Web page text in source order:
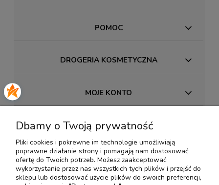
POMOC
DROGERIA KOSMETYCZNA
MOJE KONTO
PŁATNOŚCI I DOSTAWA
INFORMACJE
Dbamy o Twoją prywatność
Pliki cookies i pokrewne im technologie umożliwiają
poprawne działanie strony i pomagają nam dostosować
ofertę do Twoich potrzeb. Możesz zaakceptować
wykorzystanie przez nas wszystkich tych plików i przejść do
sklepu lub dostosować użycie plików do swoich preferencji,